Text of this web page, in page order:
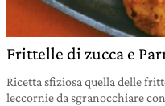
Frittelle di zucca e
Ricetta sfiziosa quella delle
leccornie da sgranocchiare